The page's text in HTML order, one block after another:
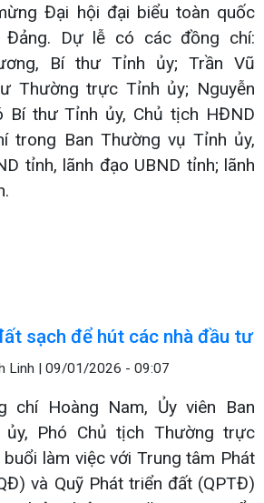
Đại hội đại biểu toàn quốc
Dự lễ có các đồng chí:
Bí thư Tỉnh ủy; Trần Vũ
Thường trực Tỉnh ủy; Nguyễn
Bí thư Tỉnh ủy, Chủ tịch HĐND
trong Ban Thường vụ Tỉnh ủy,
tỉnh, lãnh đạo UBND tỉnh; lãnh
sạch để hút các nhà đầu tư
Linh | 09/01/2026 - 09:07
chí Hoàng Nam, Ủy viên Ban
Phó Chủ tịch Thường trực
làm việc với Trung tâm Phát
và Quỹ Phát triển đất (QPTĐ)